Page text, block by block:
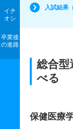
イチ
オシ
卒業後
の進路
入試結果
総合型
べる
保健医療